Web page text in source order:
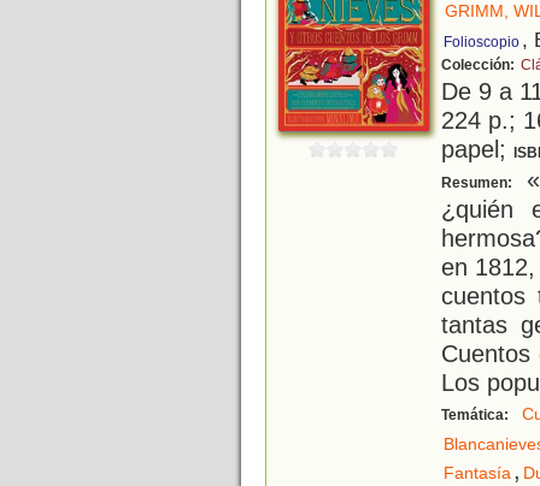
GRIMM,
Folioscopio ,
Colección:
De 9 a
224 p.;
papel;
Resumen:
¿quién
en
cuentos
tantas
Cuentos
Los
Temática:
Fantasía,